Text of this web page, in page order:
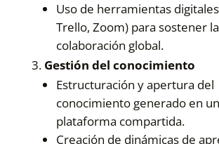
Uso de herramientas digitales
Trello, Zoom) para sostener la
colaboración global.
Gestión del conocimiento
Estructuración y apertura del
conocimiento generado en
plataforma compartida.
Creación de dinámicas de